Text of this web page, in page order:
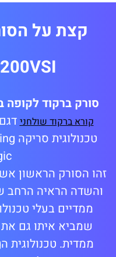
קצת על
סורק ברקוד לקופה
קורא ברקוד שולחני
זהו הסורק הראשון
והשדה הראיה הרחב
שמביא איתו גם